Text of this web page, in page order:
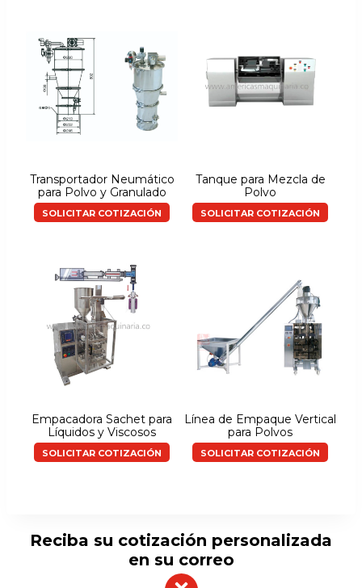
Transportador Neumático
para Polvo y Granulado
SOLICITAR COTIZACIÓN
Tanque para Mezcla de
Polvo
SOLICITAR COTIZACIÓN
Empacadora Sachet para
Líquidos y Viscosos
SOLICITAR COTIZACIÓN
Línea de Empaque Vertical
para Polvos
SOLICITAR COTIZACIÓN
Reciba su cotización personalizada
en su correo